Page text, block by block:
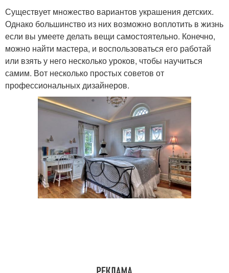
Существует множество вариантов украшения детских.
Однако большинство из них возможно воплотить в жизнь
если вы умеете делать вещи самостоятельно. Конечно,
можно найти мастера, и воспользоваться его работай
или взять у него несколько уроков, чтобы научиться
самим. Вот несколько простых советов от
профессиональных дизайнеров.